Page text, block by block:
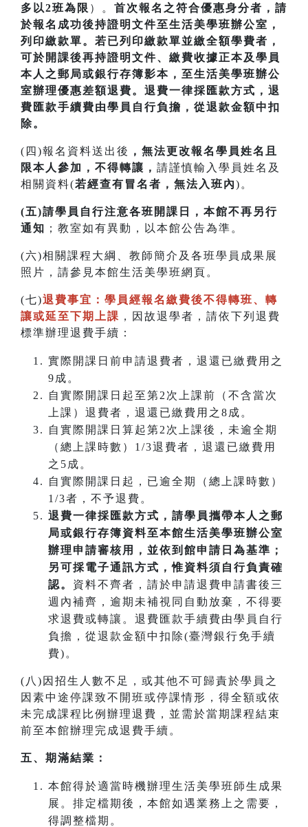
多以2班為限 ）。 首次報名之符合優惠身分者，請
於報名成功後持證明文件至生活美學班辦公室，
列印繳款單。若已列印繳款單並繳全額學費者，
可於開課後再持證明文件、繳費收據正本及學員
本人之郵局或銀行存簿影本，至生活美學班辦公
室辦理優惠差額退費。 退費一律採匯款方式，退
費匯款手續費由學員自行負擔，從退款金額中扣
除。
(四)報名資料送出後 ，無法更改報名學員姓名且
限本人參加，不得轉讓， 請謹慎輸入學員姓名及
相關資料(若經查有冒名者，無法入班內)。
(五)請學員自行注意各班開課日，本館不再另行
通知 ；教室如有異動，以本館公告為準。
(六)相關課程大綱、教師簡介及各班學員成果展
照片，請參見本館生活美學班網頁。
(七)退費事宜：學員經報名繳費後不得轉班、 轉
讓或延至下期上課 ，因故退學者，請依下列退費
標準辦理退費手續：
實際開課日前申請退費者，退還已繳費用之
9成。
自實際開課日起至第2次上課前（不含當次
上課）退費者，退還已繳費用之8成。
自實際開課日算起第2次上課後，未逾全期
（總上課時數）1/3退費者，退還已繳費用
之5成。
自實際開課日起，已逾全期（總上課時數）
1/3者，不予退費。
退費一律採匯款方式，請學員攜帶本人之郵
局或銀行存簿資料至本館生活美學班辦公室
辦理申請審核用，並依到館申請日為基準；
另可採電子通訊方式，惟資料須自行負責確
認。 資料不齊者，請於申請退費申請書後三
週內補齊，逾期未補視同自動放棄，不得要
求退費或轉讓。退費匯款手續費由學員自行
負擔，從退款金額中扣除(臺灣銀行免手續
費)。
(八)因招生人數不足，或其他不可歸責於學員之
因素中途停課致不開班或停課情形，得全額或依
未完成課程比例辦理退費，並需於當期課程結束
前至本館辦理完成退費手續。
五、期滿結業：
本館得於適當時機辦理生活美學班師生成果
展。排定檔期後，本館如遇業務上之需要，
得調整檔期。